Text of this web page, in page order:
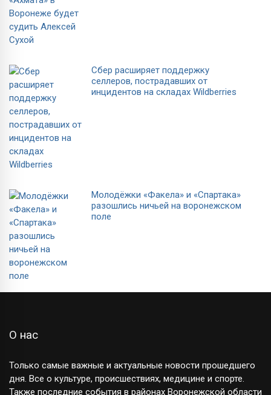
Сбер расширяет поддержку
селлеров, пострадавших от
инцидентов на складах Wildberries
Молодёжки «Факела» и «Спартака»
разошлись ничьей на воронежском
поле
О нас
Только самые важные и актуальные новости прошедшего
дня. Все о культуре, происшествиях, медицине и спорте.
Также последние события в районах Воронежской области